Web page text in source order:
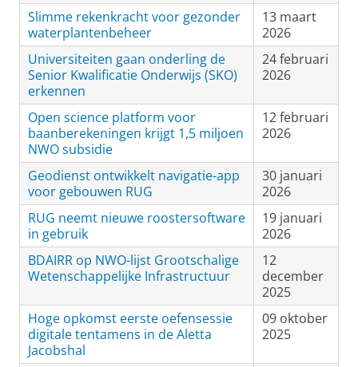
Slimme rekenkracht voor gezonder
waterplantenbeheer
13 maart
2026
Universiteiten gaan onderling de
Senior Kwalificatie Onderwijs (SKO)
erkennen
24 februari
2026
Open science platform voor
baanberekeningen krijgt 1,5 miljoen
NWO subsidie
12 februari
2026
Geodienst ontwikkelt navigatie-app
voor gebouwen RUG
30 januari
2026
RUG neemt nieuwe roostersoftware
in gebruik
19 januari
2026
BDAIRR op NWO-lijst Grootschalige
Wetenschappelijke Infrastructuur
12
december
2025
Hoge opkomst eerste oefensessie
digitale tentamens in de Aletta
Jacobshal
09 oktober
2025